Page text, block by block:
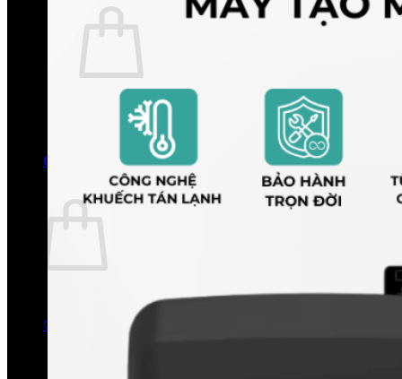
Chưa có sản phẩm trong giỏ hàng.
Quay trở lại cửa hàng
0
Giỏ hàng
Chưa có sản phẩm trong giỏ hàng.
Quay trở lại cửa hàng